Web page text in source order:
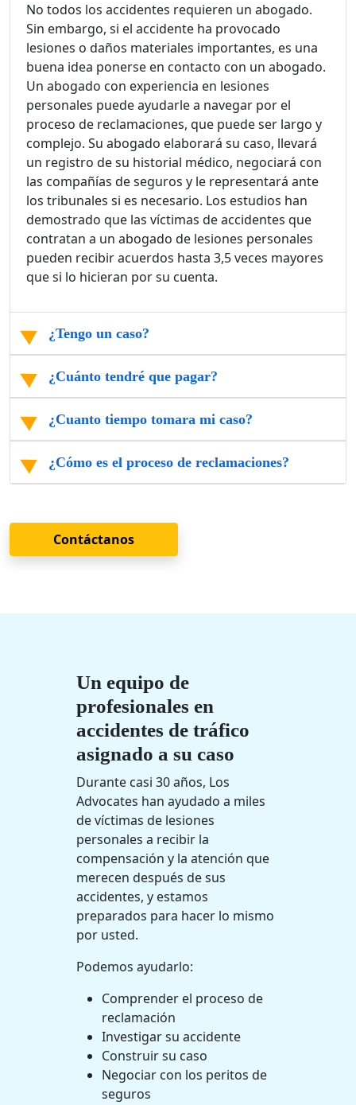
No todos los accidentes requieren un abogado.
Sin embargo, si el accidente ha provocado
lesiones o daños materiales importantes, es una
buena idea ponerse en contacto con un abogado.
Un abogado con experiencia en lesiones
personales puede ayudarle a navegar por el
proceso de reclamaciones, que puede ser largo y
complejo. Su abogado elaborará su caso, llevará
un registro de su historial médico, negociará con
las compañías de seguros y le representará ante
los tribunales si es necesario. Los estudios han
demostrado que las víctimas de accidentes que
contratan a un abogado de lesiones personales
pueden recibir acuerdos hasta 3,5 veces mayores
que si lo hicieran por su cuenta.
¿Tengo un caso?
¿Cuánto tendré que pagar?
¿Cuanto tiempo tomara mi caso?
¿Cómo es el proceso de reclamaciones?
Contáctanos
Un equipo de
profesionales en
accidentes de tráfico
asignado a su caso
Durante casi 30 años, Los
Advocates han ayudado a miles
de víctimas de lesiones
personales a recibir la
compensación y la atención que
merecen después de sus
accidentes, y estamos
preparados para hacer lo mismo
por usted.
Podemos ayudarlo:
Comprender el proceso de
reclamación
Investigar su accidente
Construir su caso
Negociar con los peritos de
seguros